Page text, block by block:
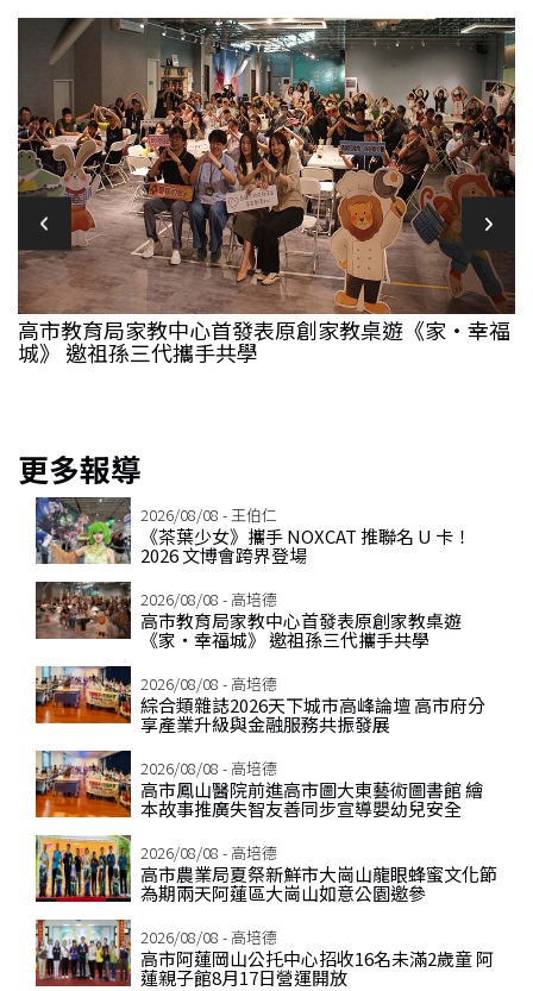
高市教育局家教中心首發表原創家教桌遊《家‧幸福
城》 邀祖孫三代攜手共學
更多報導
2026/08/08 - 王伯仁
《茶葉少女》攜手 NOXCAT 推聯名 U 卡！
2026 文博會跨界登場
2026/08/08 - 高培德
高市教育局家教中心首發表原創家教桌遊
《家‧幸福城》 邀祖孫三代攜手共學
2026/08/08 - 高培德
綜合類雜誌2026天下城市高峰論壇 高市府分
享產業升級與金融服務共振發展
2026/08/08 - 高培德
高市鳳山醫院前進高市圖大東藝術圖書館 繪
本故事推廣失智友善同步宣導嬰幼兒安全
2026/08/08 - 高培德
高市農業局夏祭新鮮市大崗山龍眼蜂蜜文化節
為期兩天阿蓮區大崗山如意公園邀參
2026/08/08 - 高培德
高市阿蓮岡山公托中心招收16名未滿2歲童 阿
蓮親子館8月17日營運開放